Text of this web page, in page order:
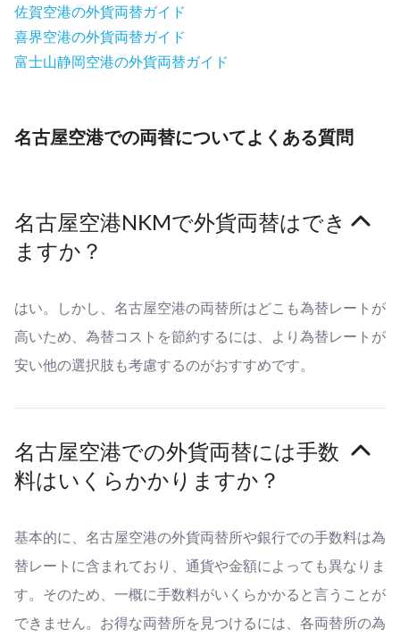
佐賀空港の外貨両替ガイド
喜界空港の外貨両替ガイド
富士山静岡空港の外貨両替ガイド
名古屋空港での両替についてよくある質問
名古屋空港NKMで外貨両替はでき
ますか？
はい。しかし、名古屋空港の両替所はどこも為替レートが
高いため、為替コストを節約するには、より為替レートが
安い他の選択肢も考慮するのがおすすめです。
名古屋空港での外貨両替には手数
料はいくらかかりますか？
基本的に、名古屋空港の外貨両替所や銀行での手数料は為
替レートに含まれており、通貨や金額によっても異なりま
す。そのため、一概に手数料がいくらかかると言うことが
できません。お得な両替所を見つけるには、各両替所の為